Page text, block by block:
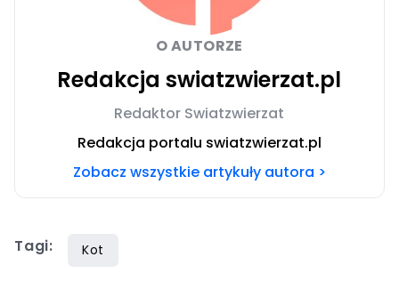
O AUTORZE
Redakcja swiatzwierzat.pl
Redaktor Swiatzwierzat
Redakcja portalu swiatzwierzat.pl
Zobacz wszystkie artykuły autora >
Tagi: Kot